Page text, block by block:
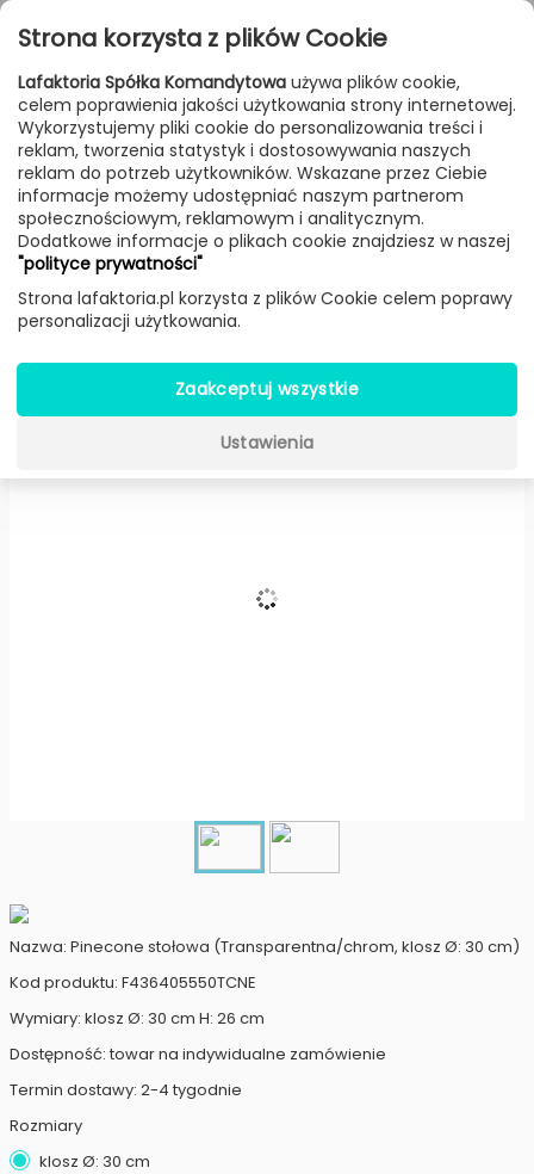
Przejdź do treści
FILTROWANIE & SORTOWANIE
Lampy Producenci Fontana Arte Produkt
Pinecone stołowa
(Transparentna/chrom, klosz Ø:
Nazwa: Pinecone stołowa (Transparentna/chrom, klosz Ø: 30 cm)
Kod produktu: F436405550TCNE
Wymiary: klosz Ø: 30 cm H: 26 cm
Dostępność: towar na indywidualne zamówienie
Termin dostawy: 2-4 tygodnie
Rozmiary
klosz Ø: 30 cm
Strona korzysta z plików Cookie
Lafaktoria Spółka Komandytowa używa plików cookie,
celem poprawienia jakości użytkowania strony internetowej.
Wykorzystujemy pliki cookie do personalizowania treści i
reklam, tworzenia statystyk i dostosowywania naszych
reklam do potrzeb użytkowników. Wskazane przez Ciebie
informacje możemy udostępniać naszym partnerom
społecznościowym, reklamowym i analitycznym.
Dodatkowe informacje o plikach cookie znajdziesz w naszej
"polityce prywatności"
Strona lafaktoria.pl korzysta z plików Cookie celem poprawy
personalizacji użytkowania.
Zaakceptuj wszystkie
Ustawienia